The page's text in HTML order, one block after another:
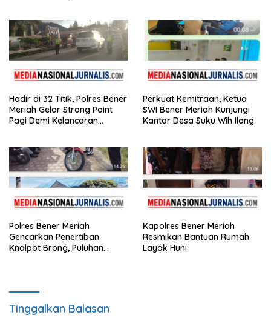
Hadir di 32 Titik, Polres Bener
Meriah Gelar Strong Point
Pagi Demi Kelancaran
Perkuat Kemitraan, Ketua
SWI Bener Meriah Kunjungi
Kantor Desa Suku Wih Ilang
Polres Bener Meriah
Gencarkan Penertiban
Knalpot Brong, Puluhan
Kapolres Bener Meriah
Resmikan Bantuan Rumah
Layak Huni
Tinggalkan Balasan